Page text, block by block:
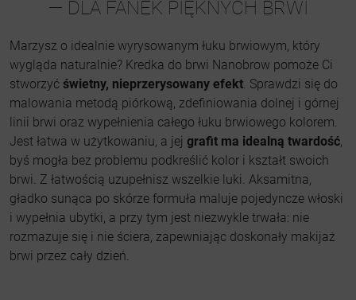
— DLA FANEK PIĘKNYCH BRWI
Marzysz o idealnie wyrysowanym łuku brwiowym, który
wygląda naturalnie? Kredka do brwi Nanobrow pomoże Ci
stworzyć świetny, nieprzerysowany efekt. Sprawdzi się do
malowania metodą piórkową, zdefiniowania dolnej i górnej
linii brwi oraz wypełnienia całego łuku brwiowego kolorem.
Jest łatwa w użytkowaniu, a jej grafit ma idealną twardość,
byś mogła bez problemu podkreślić kolor i kształt swoich
brwi. Z łatwością uzupełnisz wszelkie luki. Aksamitna,
gładko sunąca po skórze formuła maluje pojedyncze włoski
i wypełnia ubytki, a przy tym jest niezwykle trwała: nie
rozmazuje się i nie ściera, zapewniając doskonały makijaż
brwi przez cały dzień.